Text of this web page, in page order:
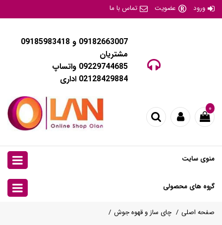
ورود عضویت تماس با ما
09182663007 و 09185983418
مشتریان
09229744685 واتساپ
02128429884 اداری
۰
منوی سایت
گروه های محصولی
صفحه اصلی چای ساز و قهوه جوش